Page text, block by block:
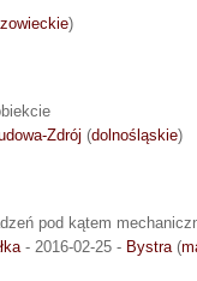
)
Zdrój (dolnośląskie)
pod kątem
- 2016-02-25 - Bystra(